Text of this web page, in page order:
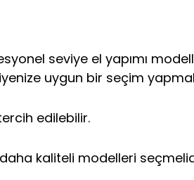
seviye el yapımı
uygun bir seçim
edilebilir.
kaliteli modelleri